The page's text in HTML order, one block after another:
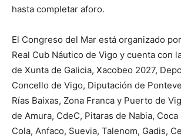
hasta completar aforo.
El Congreso del Mar está organizado
Real Cub Náutico de Vigo y cuenta con
de Xunta de Galicia, Xacobeo 2027,
Concello de Vigo, Diputación de
Rías Baixas, Zona Franca y Puerto de
de Amura, CdeC, Pitaras de Nabia, Coca
Cola, Anfaco, Suevia, Talenom, Gadis,